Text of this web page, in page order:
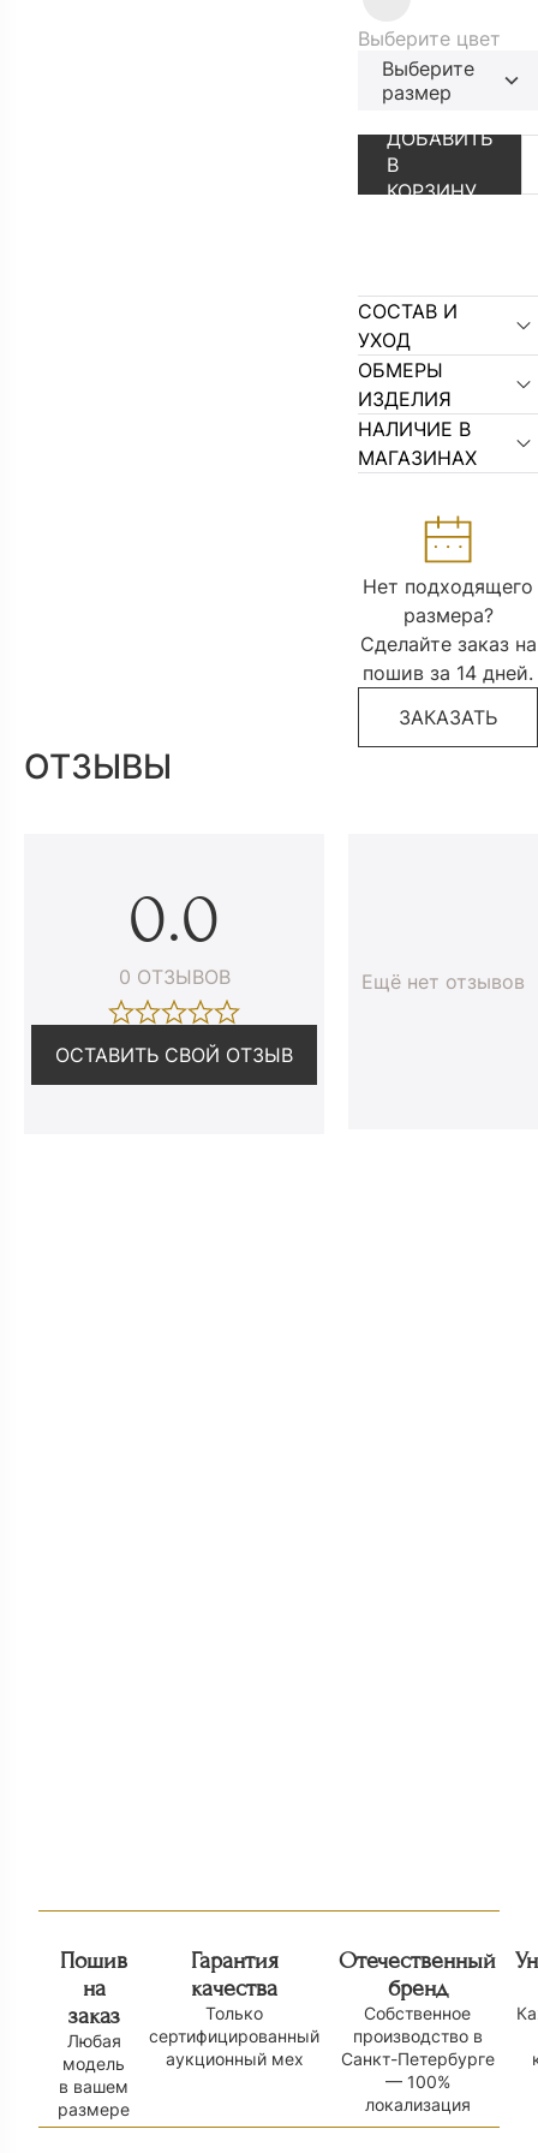
ПЕРЕЙТИ В
Выберите цвет
Выберите
размер
ДОБАВИТЬ
В
КОРЗИНУ
СОСТАВ И
УХОД
ОБМЕРЫ
ИЗДЕЛИЯ
НАЛИЧИЕ В
МАГАЗИНАХ
Нет подходящего
размера?
Сделайте заказ на
пошив за 14 дней.
ЗАКАЗАТЬ
ОТЗЫВЫ
0.0
0 ОТЗЫВОВ
ОСТАВИТЬ СВОЙ ОТЗЫВ
Ещё нет отзывов
Пошив
на
заказ
Любая
модель
в вашем
размере
Гарантия
качества
Только
сертифицированный
аукционный мех
Отечественный
бренд
Собственное
производство в
Санкт-Петербурге
— 100%
локализация